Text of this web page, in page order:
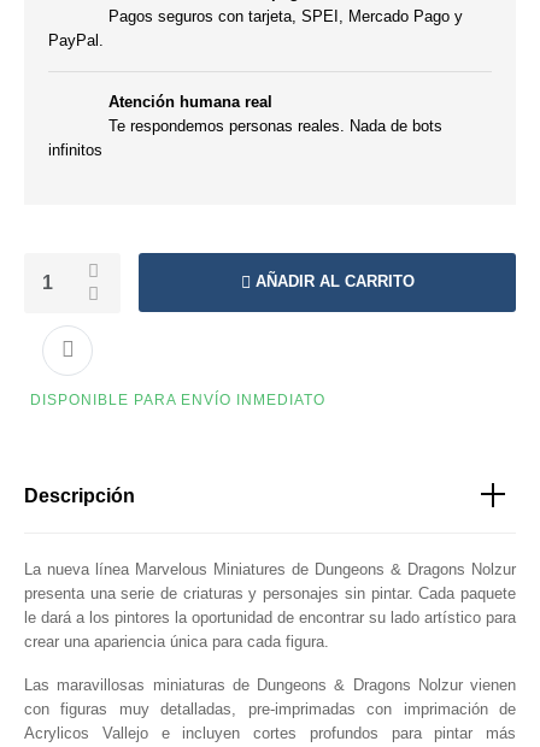
Pagos seguros con tarjeta, SPEI, Mercado Pago y
PayPal.
Atención humana real
Te respondemos personas reales. Nada de bots
infinitos
AÑADIR AL CARRITO
DISPONIBLE PARA ENVÍO INMEDIATO
Descripción
La nueva línea Marvelous Miniatures de Dungeons & Dragons Nolzur
presenta una serie de criaturas y personajes sin pintar. Cada paquete
le dará a los pintores la oportunidad de encontrar su lado artístico para
crear una apariencia única para cada figura.
Las maravillosas miniaturas de Dungeons & Dragons Nolzur vienen
con figuras muy detalladas, pre-imprimadas con imprimación de
Acrylicos Vallejo e incluyen cortes profundos para pintar más